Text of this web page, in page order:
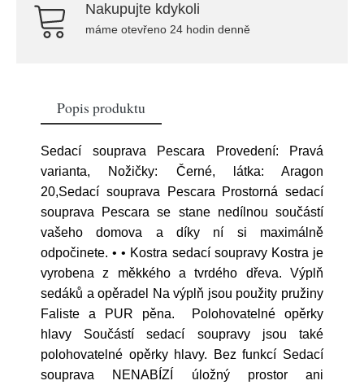
Nakupujte kdykoli
máme otevřeno 24 hodin denně
Popis produktu
Sedací souprava Pescara Provedení: Pravá
varianta, Nožičky: Černé, látka: Aragon
20,Sedací souprava Pescara Prostorná sedací
souprava Pescara se stane nedílnou součástí
vašeho domova a díky ní si maximálně
odpočinete. • • Kostra sedací soupravy Kostra je
vyrobena z měkkého a tvrdého dřeva. Výplň
sedáků a opěradel Na výplň jsou použity pružiny
Faliste a PUR pěna. Polohovatelné opěrky
hlavy Součástí sedací soupravy jsou také
polohovatelné opěrky hlavy. Bez funkcí Sedací
souprava NENABÍZÍ úložný prostor ani